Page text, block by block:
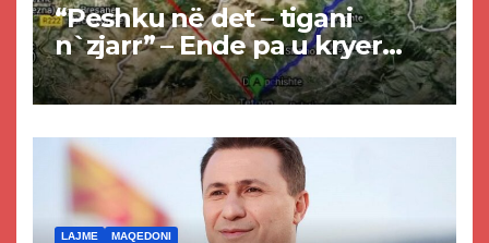
“Peshku në det – tigani
n`zjarr” – Ende pa u kryer
projekti i tunelit, komuna e
Tetovës nis punimet për
LAJME MAQEDONI